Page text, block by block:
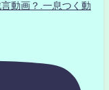
動画？.一息つく動